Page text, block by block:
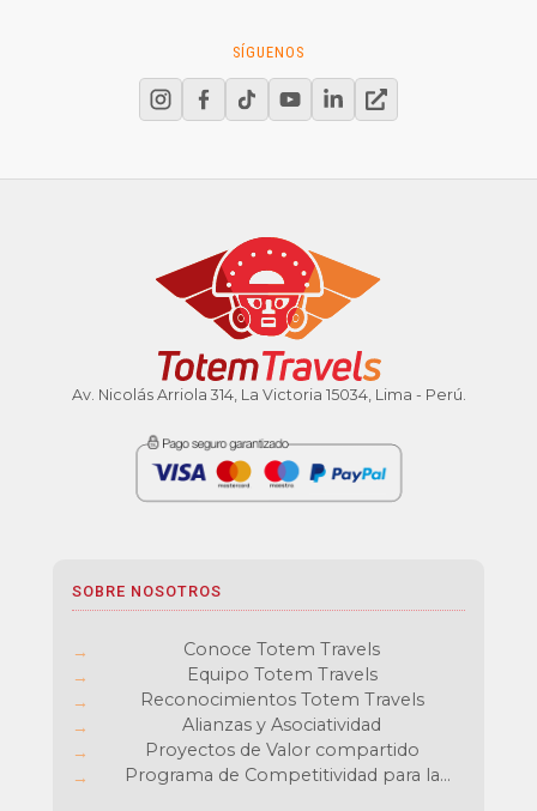
SÍGUENOS
Av. Nicolás Arriola 314, La Victoria 15034, Lima - Perú.
SOBRE NOSOTROS
Conoce Totem Travels
Equipo Totem Travels
Reconocimientos Totem Travels
Alianzas y Asociatividad
Proyectos de Valor compartido
Programa de Competitividad para la